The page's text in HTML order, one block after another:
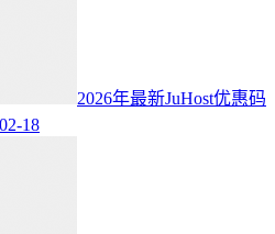
2026年最新JuHost优惠码
18